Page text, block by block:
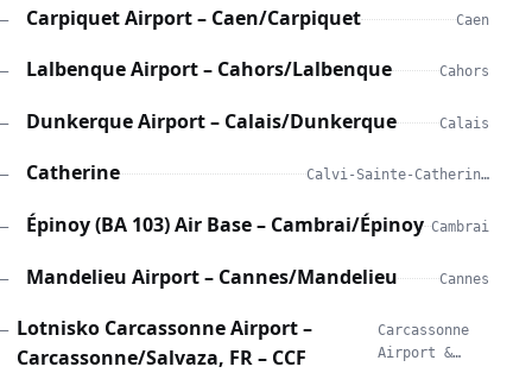
— Carpiquet Airport – Caen/Carpiquet Caen
— Lalbenque Airport – Cahors/Lalbenque Cahors
— Dunkerque Airport – Calais/Dunkerque Calais
— Catherine Calvi-Sainte-Catherin…
— Épinoy (BA 103) Air Base – Cambrai/Épinoy Cambrai
— Mandelieu Airport – Cannes/Mandelieu Cannes
— Lotnisko Carcassonne Airport –
Carcassonne/Salvaza, FR – CCF
Carcassonne
Airport &…